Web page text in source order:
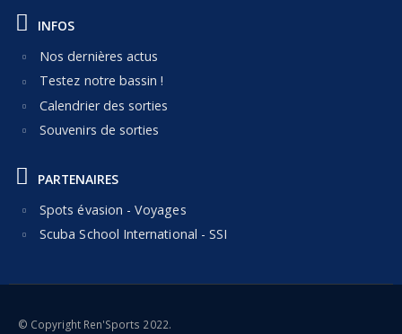
INFOS
Nos dernières actus
Testez notre bassin !
Calendrier des sorties
Souvenirs de sorties
PARTENAIRES
Spots évasion - Voyages
Scuba School International - SSI
© Copyright Ren'Sports 2022.